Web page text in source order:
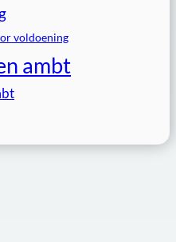
voldoening
ambt